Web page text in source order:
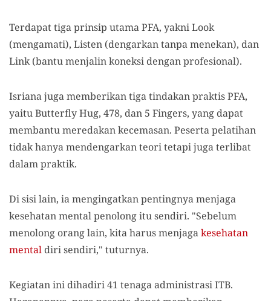
Terdapat tiga prinsip utama PFA, yakni Look
(mengamati), Listen (dengarkan tanpa menekan), dan
Link (bantu menjalin koneksi dengan profesional).
Isriana juga memberikan tiga tindakan praktis PFA,
yaitu Butterfly Hug, 478, dan 5 Fingers, yang dapat
membantu meredakan kecemasan. Peserta pelatihan
tidak hanya mendengarkan teori tetapi juga terlibat
dalam praktik.
Di sisi lain, ia mengingatkan pentingnya menjaga
kesehatan mental penolong itu sendiri. "Sebelum
menolong orang lain, kita harus menjagakesehatan
mental diri sendiri," tuturnya.
Kegiatan ini dihadiri 41 tenaga administrasi ITB.